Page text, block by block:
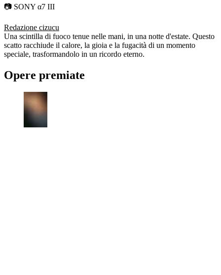
📷 SONY α7 III
Redazione cizucu
Una scintilla di fuoco tenue nelle mani, in una notte d'estate. Questo
scatto racchiude il calore, la gioia e la fugacità di un momento
speciale, trasformandolo in un ricordo eterno.
Opere premiate